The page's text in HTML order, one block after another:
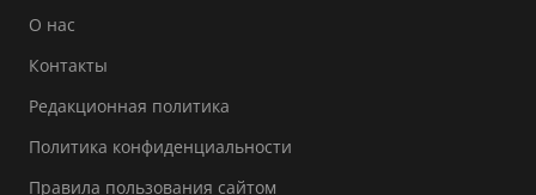
О нас
Контакты
Редакционная политика
Политика конфиденциальности
Правила пользования сайтом